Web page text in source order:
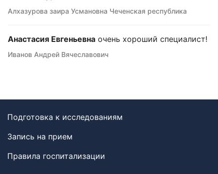
Алхазурова заира Усмановна Чеченская республика
Анастасия Евгеньевна очень хороший специалист!
Иванов Андрей Вячеславович
Подготовка к исследованиям
Запись на прием
Правила госпитализации